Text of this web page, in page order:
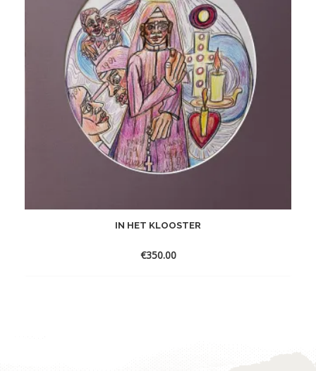
IN HET KLOOSTER
€350.00